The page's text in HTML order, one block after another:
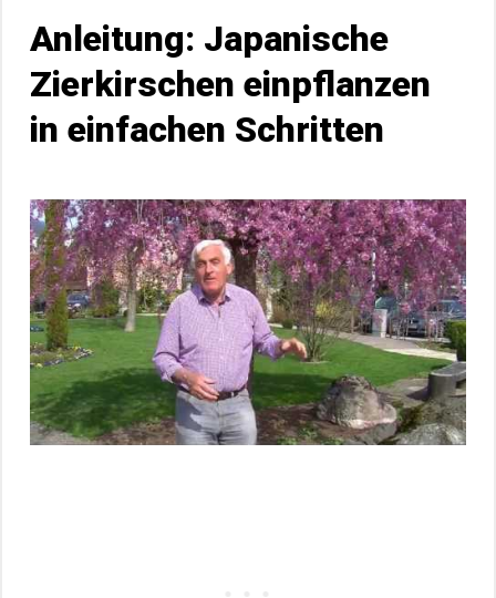
Anleitung: Japanische
Zierkirschen einpflanzen
in einfachen Schritten